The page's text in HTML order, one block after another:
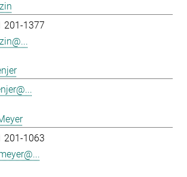
201-1377
201-1063